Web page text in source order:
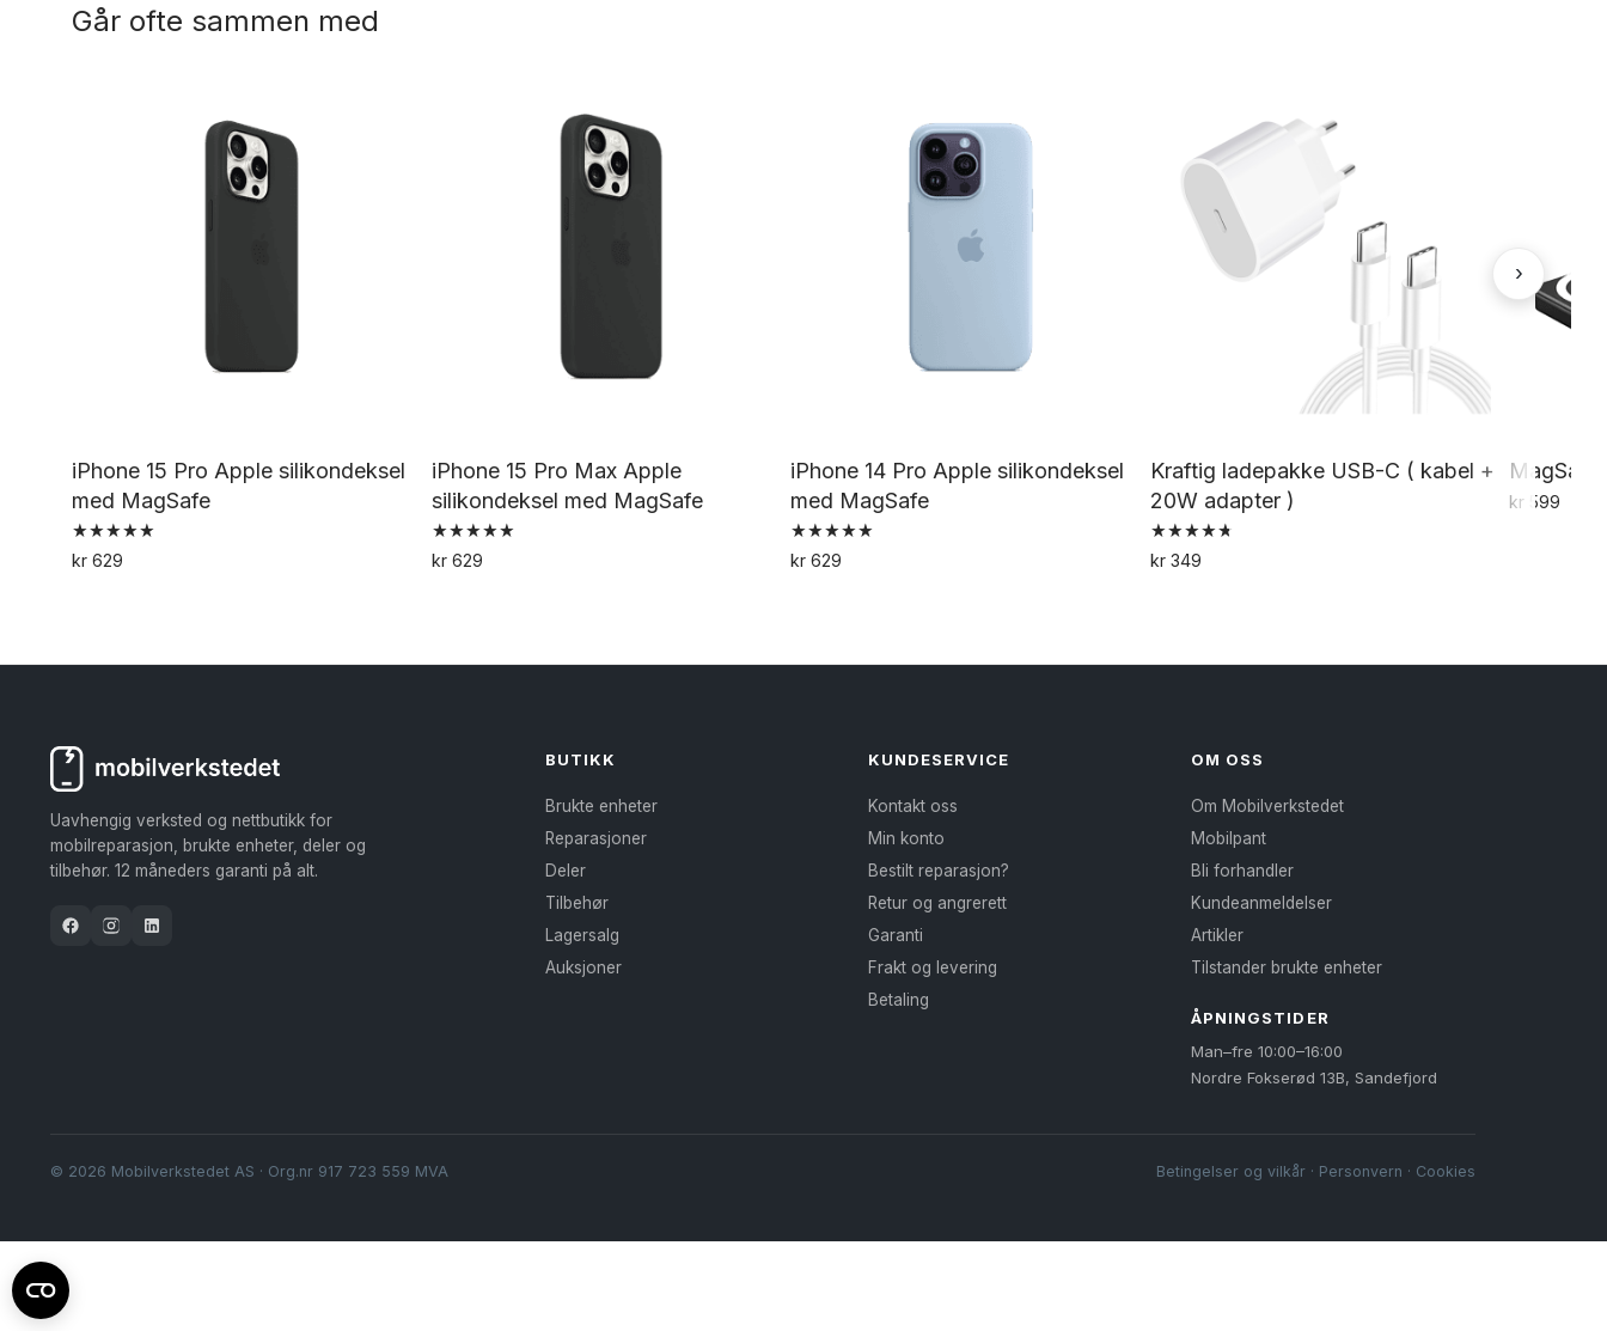
Går ofte sammen med
iPhone 15 Pro Apple silikondeksel
med MagSafe
Vurdert
5.00
kr 629
kan
velges
på
produktsiden
iPhone 15 Pro Max Apple
silikondeksel med MagSafe
Vurdert
5.00
kr629
Alternativene
velges
på
produktsiden
iPhone 14 Pro Apple silikondeksel
med MagSafe
Vurdert
5.00
kr 629
Alternativene
velges
på
produktsiden
Kraftig ladepakke USB-C ( kabel +
20W adapter )
Vurdert
4.79
kr349
kr 599
›
Uavhengig verksted og nettbutikk for
mobilreparasjon, brukte enheter, deler og
tilbehør. 12 måneders garanti på alt.
BUTIKK
Brukte enheter
Reparasjoner
Deler
Tilbehør
Lagersalg
Auksjoner
KUNDESERVICE
Kontakt oss
Min konto
Bestilt reparasjon?
Retur og angrerett
Garanti
Frakt og levering
Betaling
OM OSS
Om Mobilverkstedet
Mobilpant
Bli forhandler
Kundeanmeldelser
Artikler
Tilstander brukte enheter
ÅPNINGSTIDER
Man–fre 10:00–16:00
Nordre Fokserød 13B, Sandefjord
© 2026 Mobilverkstedet AS · Org.nr 917 723 559 MVA Betingelser og vilkår · Personvern · Cookies